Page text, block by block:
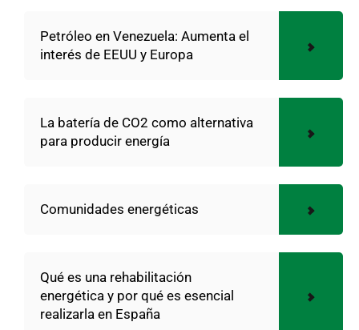
Petróleo en Venezuela: Aumenta el
interés de EEUU y Europa
La batería de CO2 como alternativa
para producir energía
Comunidades energéticas
Qué es una rehabilitación
energética y por qué es esencial
realizarla en España